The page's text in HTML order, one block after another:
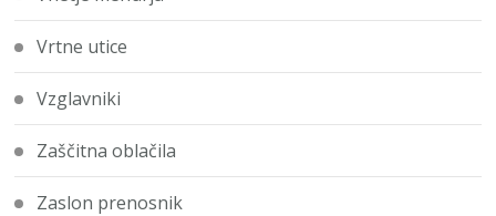
Vrtne utice
Vzglavniki
Zaščitna oblačila
Zaslon prenosnik